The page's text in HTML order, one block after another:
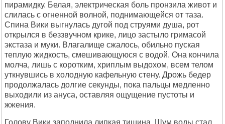
пирамидку. Белая, электрическая боль пронзила живот и
слилась с огненной волной, поднимающейся от таза.
Спина Вики выгнулась дугой под струями душа, рот
открылся в беззвучном крике, лицо застыло гримасой
экстаза и муки. Влагалище сжалось, обильно пуская
теплую жидкость, смешивающуюся с водой. Она кончила
молча, лишь с коротким, хриплым выдохом, всем телом
уткнувшись в холодную кафельную стену. Дрожь бедер
продолжалась долгие секунды, пока пальцы медленно
выходили из ануса, оставляя ощущение пустоты и
жжения.
Голову Вики заполнила липкая тишина. Шум воды стал